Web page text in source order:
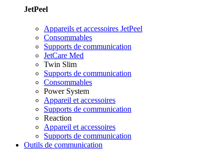
JetPeel
Appareils et accessoires JetPeel
Consommables
Supports de communication
JetCare Med
Twin Slim
Supports de communication
Consommables
Power System
Appareil et accessoires
Supports de communication
Reaction
Appareil et accessoires
Supports de communication
Outils de communication